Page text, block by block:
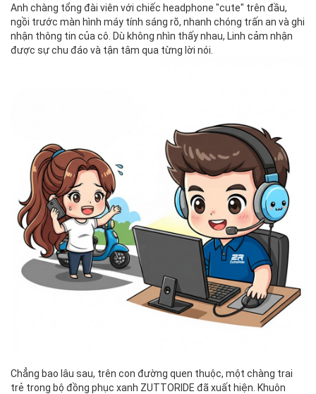
Anh chàng tổng đài viên với chiếc headphone "cute" trên đầu,
ngồi trước màn hình máy tính sáng rõ, nhanh chóng trấn an và ghi
nhận thông tin của cô. Dù không nhìn thấy nhau, Linh cảm nhận
được sự chu đáo và tận tâm qua từng lời nói.
Chẳng bao lâu sau, trên con đường quen thuộc, một chàng trai
trẻ trong bộ đồng phục xanh ZUTTORIDE đã xuất hiện. Khuôn